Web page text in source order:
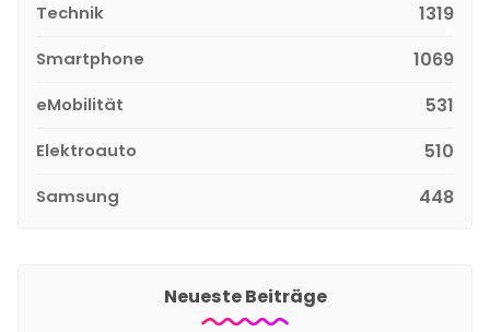
Technik 1319
Smartphone 1069
eMobilität 531
Elektroauto 510
Samsung 448
Neueste Beiträge